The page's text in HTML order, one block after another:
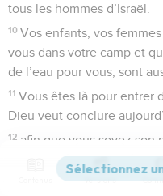
tous les hommes d’Israël.
10 Vos enfants, vos
vous dans votre camp et
de l’eau pour vous, sont
11 Vous êtes là pour entrer
Dieu veut conclure
12 afin que vous soyez son
votre Dieu, comme il vous
par serment à vos
Versions